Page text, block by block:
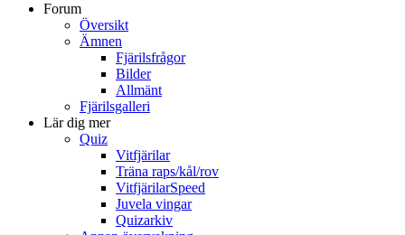
Forum
Översikt
Ämnen
Fjärilsfrågor
Bilder
Allmänt
Fjärilsgalleri
Lär dig mer
Quiz
Vitfjärilar
Träna raps/kål/rov
VitfjärilarSpeed
Juvela vingar
Quizarkiv